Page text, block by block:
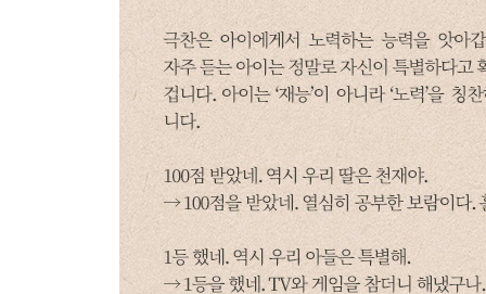
아무 소용 없는 말
“내가 널 사람 만들겠다”
너그럽게 이해하고 낙관하면서 기다려주세요
억압보다 나쁠 수도 있는 말
“포기다. 네 마음대로 다 해라”
자유와 규칙을 균형 있게 조절해주세요
CHAPTER 9
사랑 주는 방법을 몰랐습니다